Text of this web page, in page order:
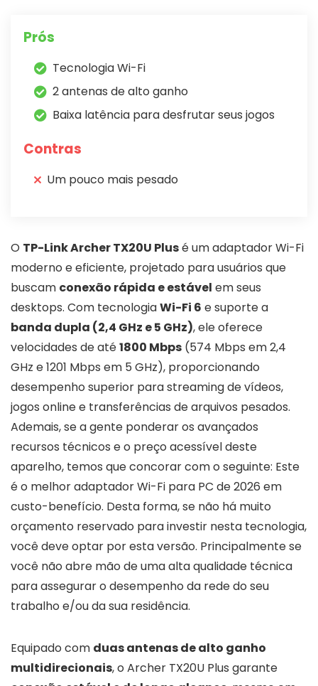
Prós
Tecnologia Wi-Fi
2 antenas de alto ganho
Baixa latência para desfrutar seus jogos
Contras
Um pouco mais pesado
O TP-Link Archer TX20U Plusé um adaptador Wi-Fi
moderno e eficiente, projetado para usuários que
buscam conexão rápida e estável em seus
desktops. Com tecnologiaWi-Fi 6 e suporte a
banda dupla (2,4 GHz e 5 GHz), ele oferece
velocidades de até1800 Mbps (574 Mbps em 2,4
GHz e 1201 Mbps em 5 GHz), proporcionando
desempenho superior para streaming de vídeos,
jogos online e transferências de arquivos pesados.
Ademais, se a gente ponderar os avançados
recursos técnicos e o preço acessível deste
aparelho, temos que concorar com o seguinte: Este
é o melhor adaptador Wi-Fi para PC de 2026 em
custo-benefício. Desta forma, se não há muito
orçamento reservado para investir nesta tecnologia,
você deve optar por esta versão. Principalmente se
você não abre mão de uma alta qualidade técnica
para assegurar o desempenho da rede do seu
trabalho e/ou da sua residência.
Equipado com duas antenas de alto ganho
multidirecionais, o Archer TX20U Plus garante